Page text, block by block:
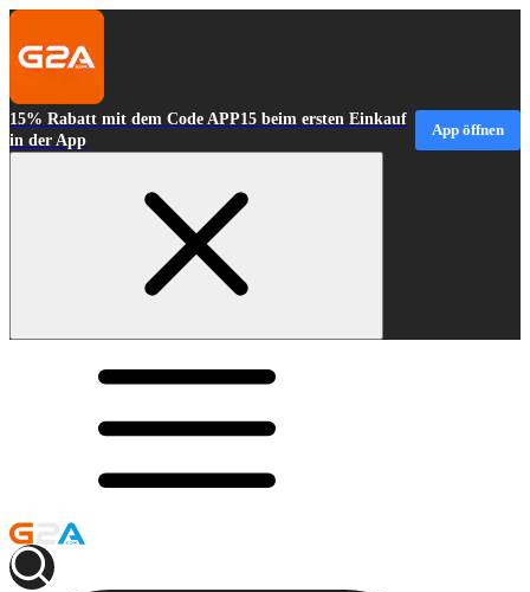
15% Rabatt mit dem Code APP15 beim ersten Einkauf
in der App
App öffnen